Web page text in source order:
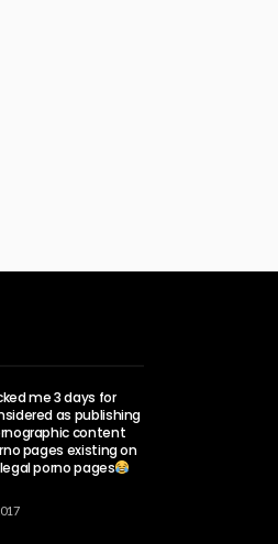
me 3 days for
as publishing
content
pages existing on
porno pages